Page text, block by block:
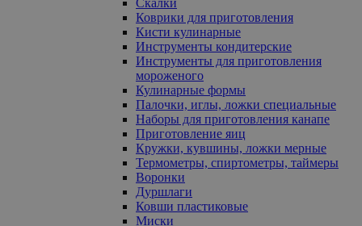
Коврики для приготовления
Кисти кулинарные
Инструменты кондитерские
Инструменты для приготовления
мороженого
Кулинарные формы
Палочки, иглы, ложки специальные
Наборы для приготовления канапе
Приготовление яиц
Кружки, кувшины, ложки мерные
Термометры, спиртометры, таймеры
Воронки
Дуршлаги
Ковши пластиковые
Миски